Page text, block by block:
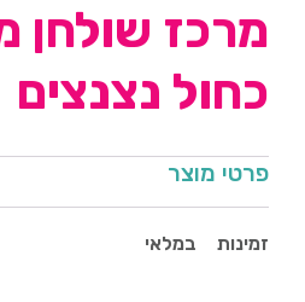
כחול נצנצים
פרטי מוצר
זמינות במלאי